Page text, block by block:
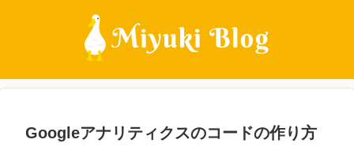
Googleアナリティクスのコードの作り方